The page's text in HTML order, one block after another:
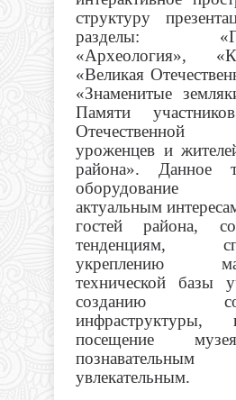
структуру
разделы:
«Археология»,
«Великая
«Знаменитые
Памяти
уроженцев и
района». Данное
оборудование
актуальным
гостей района,
тенденциям,
укреплению
технической базы
созданию
посещение
увлекательным.